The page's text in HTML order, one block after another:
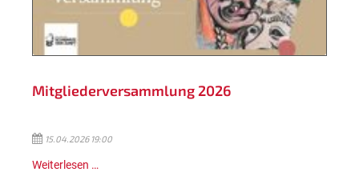
Mitgliederversammlung 2026
15.04.2026 19:00
Weiterlesen …